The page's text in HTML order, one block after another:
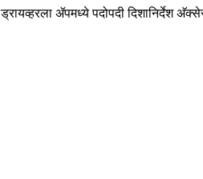
ड्रायव्हरला ॲपमध्ये पदोपदी दिशानिर्देश